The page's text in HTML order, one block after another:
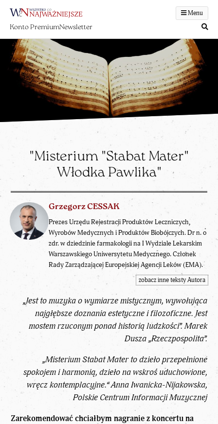
Menu
Konto PremiumNewsletter
"Misterium "Stabat Mater"
Włodka Pawlika"
Grzegorz CESSAK
Prezes Urzędu Rejestracji Produktów Leczniczych,
Wyrobów Medycznych i Produktów Biobójczych. Dr n. o
zdr. w dziedzinie farmakologii na I Wydziale Lekarskim
Warszawskiego Uniwersytetu Medycznego. Członek
Rady Zarządzającej Europejskiej Agencji Leków (EMA).
zobacz inne teksty Autora
„Jest to muzyka o wymiarze mistycznym, wywołująca
najgłębsze doznania estetyczne i filozoficzne. Jest
mostem rzuconym ponad historią ludzkości”. Marek
Dusza „Rzeczpospolita”.
„Misterium Stabat Mater to dzieło przepełnione
spokojem i harmonią, dzieło na wskroś uduchowione,
wręcz kontemplacyjne.“ Anna Iwanicka-Nijakowska,
Polskie Centrum Informacji Muzycznej
Zarekomendować chciałbym nagranie z koncertu na